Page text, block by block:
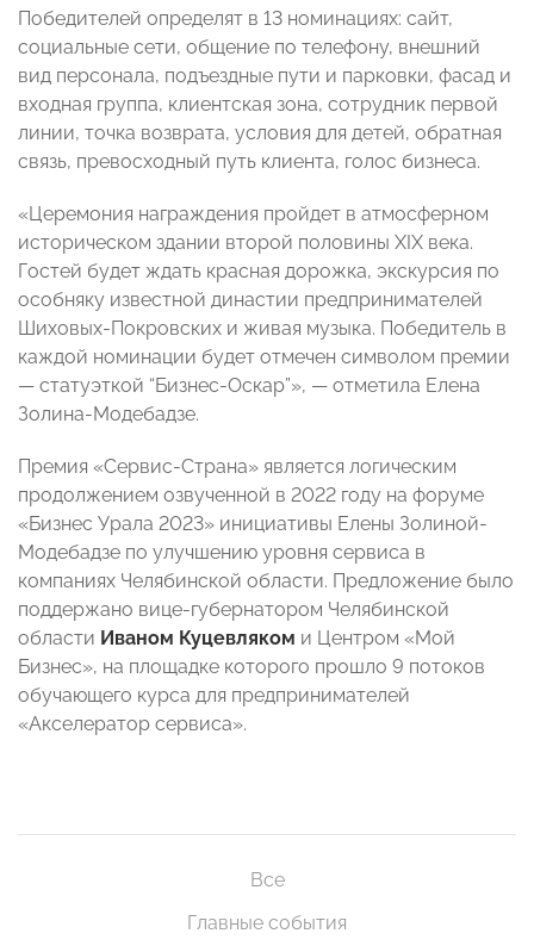
Победителей определят в 13 номинациях: сайт,
социальные сети, общение по телефону, внешний
вид персонала, подъездные пути и парковки, фасад и
входная группа, клиентская зона, сотрудник первой
линии, точка возврата, условия для детей, обратная
связь, превосходный путь клиента, голос бизнеса.
«Церемония награждения пройдет в атмосферном
историческом здании второй половины XIX века.
Гостей будет ждать красная дорожка, экскурсия по
особняку известной династии предпринимателей
Шиховых-Покровских и живая музыка. Победитель в
каждой номинации будет отмечен символом премии
— статуэткой “Бизнес-Оскар”», — отметила Елена
Золина-Модебадзе.
Премия «Сервис-Страна» является логическим
продолжением озвученной в 2022 году на форуме
«Бизнес Урала 2023» инициативы Елены Золиной-
Модебадзе по улучшению уровня сервиса в
компаниях Челябинской области. Предложение было
поддержано вице-губернатором Челябинской
области Иваном Куцевляком и Центром «Мой
Бизнес», на площадке которого прошло 9 потоков
обучающего курса для предпринимателей
«Акселератор сервиса».
Все
Главные события